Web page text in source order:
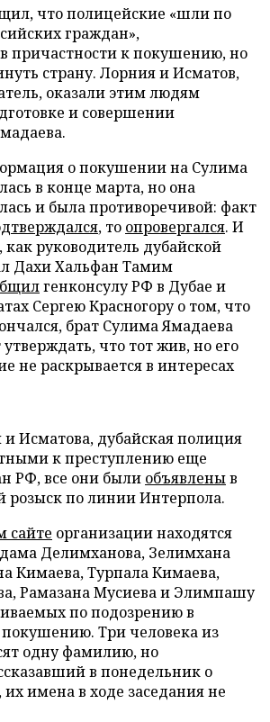
что полицейские «шли по
граждан»,
причастности к покушению, но
страну. Лорния и Исматов,
оказали этим людям
и совершении
о покушении на Сулима
в конце марта, но она
и была противоречивой: факт
, то опровергался. И
как руководитель дубайской
Дахи Хальфан Тамим
генконсулу РФ в Дубае и
Сергею Красногору о том, что
брат Сулима Ямадаева
что тот жив, но его
не раскрывается в интересах
Исматова, дубайская полиция
к преступлению еще
РФ, все они были объявленыв
по линии Интерпола.
сайте организации находятся
Делимханова, Зелимхана
Кимаева, Турпала Кимаева,
Рамазана Мусиева и Элимпашу
по подозрению в
Три человека из
одну фамилию, но
в понедельник о
их имена в ходе заседания не